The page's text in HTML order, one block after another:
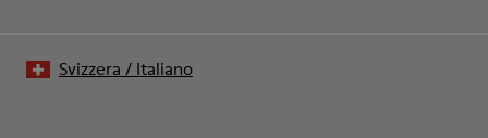
Svizzera / Italiano